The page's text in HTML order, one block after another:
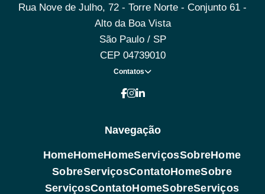
Rua Nove de Julho, 72 - Torre Norte - Conjunto 61 -
Alto da Boa Vista
São Paulo / SP
CEP 04739010
Contatos
Navegação
HomeHomeHomeServiçosSobreHome
SobreServiçosContatoHomeSobre
ServiçosContatoHomeSobreServiços